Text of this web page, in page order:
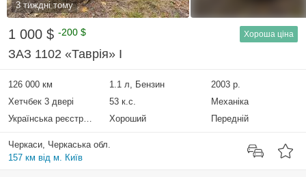
3 тиждні тому
1 000 $ -200 $ Хороша ціна
ЗАЗ 1102 «Таврія» I
126 000 км 1.1 л, Бензин
2003 р.
Хетчбек 3 двері
53 к.с.
Механіка
Українська реєстрація
Хороший Передній
Черкаси, Черкаська обл.
157 км від м. Київ